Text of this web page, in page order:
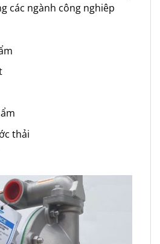
các ngành công nghiêp
thải